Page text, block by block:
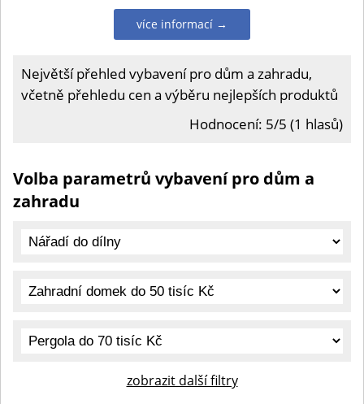
více informací →
Největší přehled vybavení pro dům a zahradu,
včetně přehledu cen a výběru nejlepších produktů
Hodnocení: 5/5 (1 hlasů)
Volba parametrů vybavení pro dům a
zahradu
zobrazit další filtry